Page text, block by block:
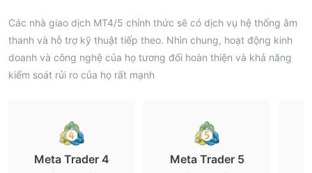
Các nhà giao dịch MT4/5 chính thức sẽ có dịch vụ hệ thống âm
thanh và hỗ trợ kỹ thuật tiếp theo. Nhìn chung, hoạt động kinh
doanh và công nghệ của họ tương đối hoàn thiện và khả năng
kiểm soát rủi ro của họ rất mạnh
Meta Trader 4 Meta Trader 5